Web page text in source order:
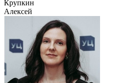
Крупкин
Алексей